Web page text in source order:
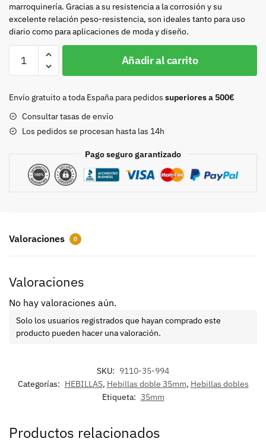
marroquinería. Gracias a su resistencia a la corrosión y su
excelente relación peso-resistencia, son ideales tanto para uso
diario como para aplicaciones de moda y diseño.
35mm
cantidad
Añadir al carrito
Envío gratuito a toda España para pedidos superiores a 500€
Consultar tasas de envío
Los pedidos se procesan hasta las 14h
Pago seguro garantizado
Valoraciones 0
Valoraciones
No hay valoraciones aún.
Solo los usuarios registrados que hayan comprado este
producto pueden hacer una valoración.
SKU: 9110-35-994
Categorías: HEBILLAS, Hebillas doble 35mm, Hebillas dobles
Etiqueta: 35mm
Productos relacionados